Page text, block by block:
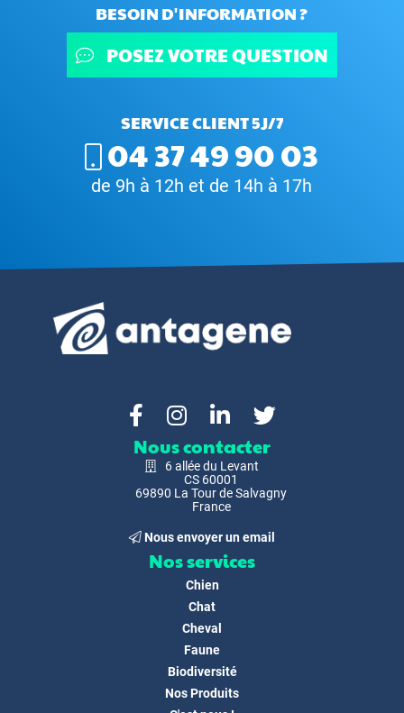
BESOIN D'INFORMATION ?
POSEZ VOTRE QUESTION
SERVICE CLIENT 5J/7
04 37 49 90 03
de 9h à 12h et de 14h à 17h
Nous contacter
6 allée du Levant
CS 60001
69890 La Tour de Salvagny
France
Nous envoyer un email
Nos services
Chien
Chat
Cheval
Faune
Biodiversité
Nos Produits